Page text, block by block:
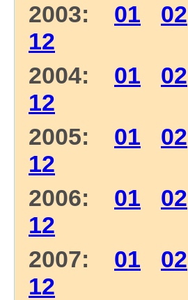
2003: 01 02
12
2004: 01 02
12
2005: 01 02
12
2006: 01 02
12
2007: 01 02
12